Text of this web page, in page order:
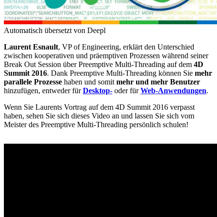
Automatisch übersetzt von Deepl
Laurent Esnault, VP of Engineering, erklärt den Unterschied
zwischen kooperativen und präemptiven Prozessen während seiner
Break Out Session über Preemptive Multi-Threading auf dem 4D
Summit 2016. Dank Preemptive Multi-Threading können Sie mehr
parallele Prozesse haben und somit mehr und mehr Benutzer
hinzufügen, entweder fürDesktop- oder fürWeb-Anwendungen.
Wenn Sie Laurents Vortrag auf dem 4D Summit 2016 verpasst
haben, sehen Sie sich dieses Video an und lassen Sie sich vom
Meister des Preemptive Multi-Threading persönlich schulen!